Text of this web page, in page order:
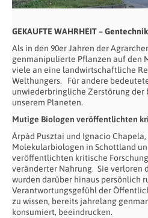
GEKAUFTE WAHRHEIT –
Als in den 90er Jahren der
genmanipulierte Pflanzen auf den
viele an eine landwirtschaftliche
Welthungers. Für andere
unwiederbringliche Zerstörung
unserem Planeten.
Mutige Biologen veröffentlichten
Árpád Pusztai und Ignacio
Molekularbiologen in Schottland
veröffentlichten kritische
veränderter Nahrung. Sie verloren
wurden darüber hinaus persönlich
Verantwortungsgefühl der
zu wissen, bereits jahrelang
konsumiert, beeindrucken.